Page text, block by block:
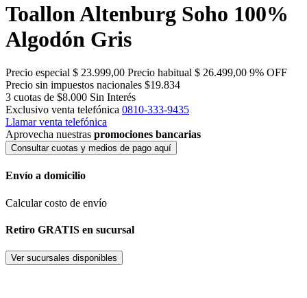
Toallon Altenburg Soho 100%
Algodón Gris
Precio especial $ 23.999,00 Precio habitual $ 26.499,00 9% OFF
Precio sin impuestos nacionales $19.834
3 cuotas de $8.000 Sin Interés
Exclusivo venta telefónica 0810-333-9435
Llamar venta telefónica
Aprovecha nuestras promociones bancarias
Consultar cuotas y medios de pago aquí
Envío a domicilio
Calcular costo de envío
Retiro GRATIS en sucursal
Ver sucursales disponibles